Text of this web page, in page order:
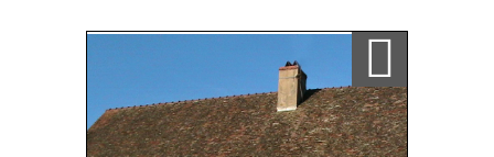
Ajouter a ma sélection